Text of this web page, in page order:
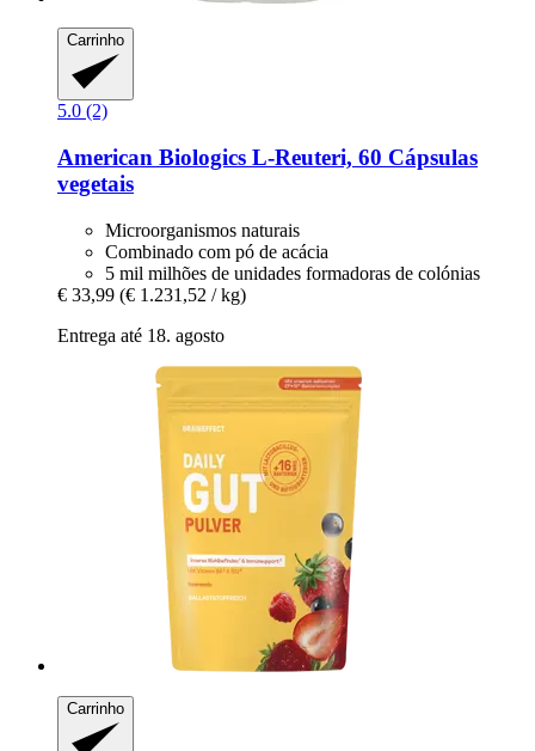
Carrinho
5.0 (2)
American Biologics L-​Reuteri, 60 Cápsulas
vegetais
Microorganismos naturais
Combinado com pó de acácia
5 mil milhões de unidades formadoras de colónias
€ 33,99 (€ 1.231,52 / kg)
Entrega até 18. agosto
Carrinho